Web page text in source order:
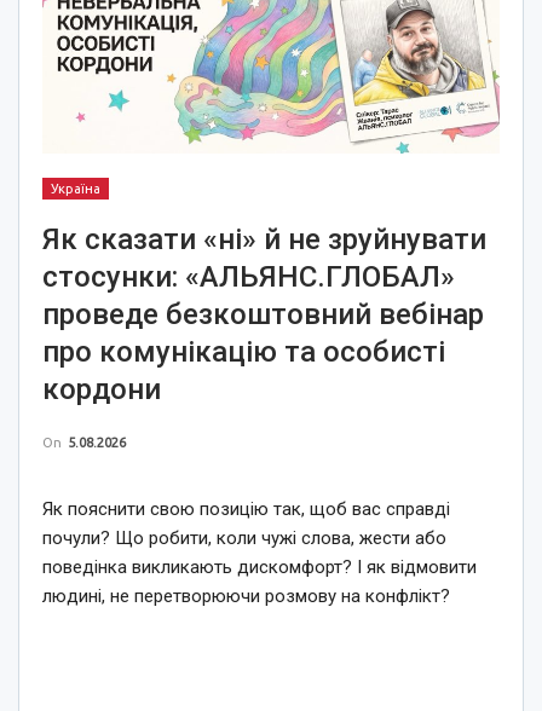
Україна
Як сказати «ні» й не зруйнувати
стосунки: «АЛЬЯНС.ГЛОБАЛ»
проведе безкоштовний вебінар
про комунікацію та особисті
кордони
On 5.08.2026
Як пояснити свою позицію так, щоб вас справді
почули? Що робити, коли чужі слова, жести або
поведінка викликають дискомфорт? І як відмовити
людині, не перетворюючи розмову на конфлікт?